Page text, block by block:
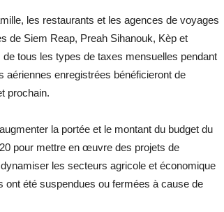
les restaurants et les agences de voyages
de Siem Reap, Preah Sihanouk, Kèp et
tous les types de taxes mensuelles pendant
aériennes enregistrées bénéficieront de
prochain.
la portée et le montant du budget du
pour mettre en œuvre des projets de
les secteurs agricole et économique
été suspendues ou fermées à cause de